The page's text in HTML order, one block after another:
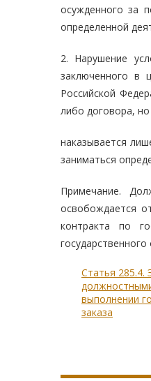
осужденного за
определенной
2. Нарушение
заключенного в
Российской
либо договора,
наказывается
заниматься
Примечание.
освобождается
контракта по
Статья 285.4.
выполнении
заказа